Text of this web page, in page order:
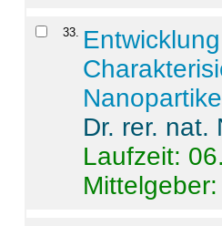
33.
Dr. rer. nat.
Laufzeit: